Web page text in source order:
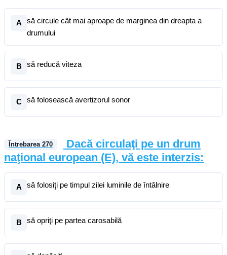
A
să circule cât mai aproape de marginea din dreapta a
drumului
B să reducă viteza
C să folosească avertizorul sonor
Întrebarea 270
Dacă circulaţi pe un drum
naţional european (E), vă este interzis:
A să folosiţi pe timpul zilei luminile de întâlnire
B să opriţi pe partea carosabilă